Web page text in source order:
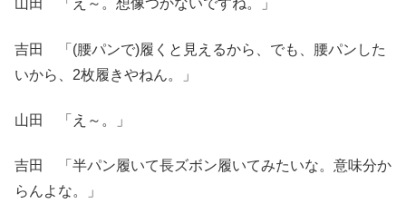
山田 「え～。想像つかないですね。」
吉田 「(腰パンで)履くと見えるから、でも、腰パンした
いから、2枚履きやねん。」
山田 「え～。」
吉田 「半パン履いて長ズボン履いてみたいな。意味分か
らんよな。」